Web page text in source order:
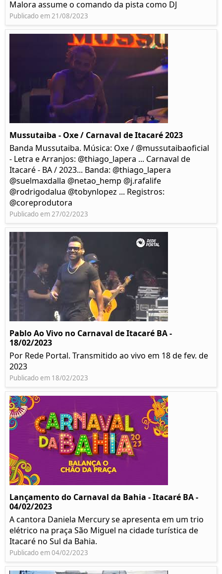
Malora assume o comando da pista como DJ
Publicado em 21/08/2023
Mussutaiba - Oxe / Carnaval de Itacaré 2023
Banda Mussutaiba. Música: Oxe / @mussutaibaoficial
- Letra e Arranjos: @thiago_lapera ... Carnaval de
Itacaré - BA / 2023... Banda: @thiago_lapera
@suelmaxdalla @netao_hemp @j.rafalife
@rodrigodalua @tobynlopez ... Registros:
@coreprodutora
Publicado em 27/02/2023
Pablo Ao Vivo no Carnaval de Itacaré BA -
18/02/2023
Por Rede Portal. Transmitido ao vivo em 18 de fev. de
2023
Publicado em 18/02/2023
Lançamento do Carnaval da Bahia - Itacaré BA -
04/02/2023
A cantora Daniela Mercury se apresenta em um trio
elétrico na praça São Miguel na cidade turística de
Itacaré no Sul da Bahia.
Publicado em 04/02/2023